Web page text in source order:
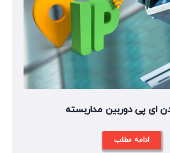
ای پی دوربین مداربسته
ادامه مطلب